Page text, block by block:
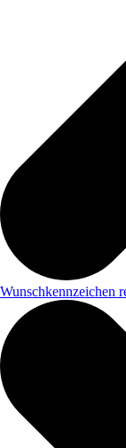
Wunschkennzeichen